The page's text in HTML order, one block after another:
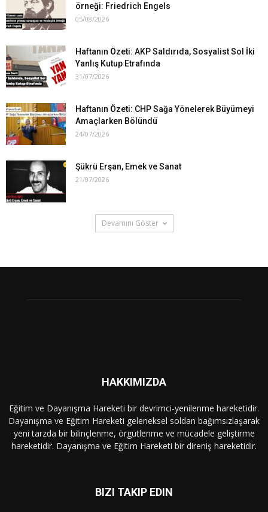
örneği: Friedrich Engels
05/08/2026
Haftanın Özeti: AKP Saldırıda, Sosyalist Sol İki
Yanlış Kutup Etrafında
31/07/2026
Haftanın Özeti: CHP Sağa Yönelerek Büyümeyi
Amaçlarken Bölündü
24/07/2026
Şükrü Erşan, Emek ve Sanat
21/07/2026
Devamını Göster
HAKKIMIZDA
Eğitim ve Dayanışma Hareketi bir devrimci-yenilenme hareketidir.
Dayanışma ve Eğitim Hareketi geleneksel soldan bağımsızlaşarak
yeni tarzda bir bilinçlenme, örgütlenme ve mücadele geliştirme
hareketidir. Dayanışma ve Eğitim Hareketi bir direniş hareketidir.
BIZI TAKIP EDIN